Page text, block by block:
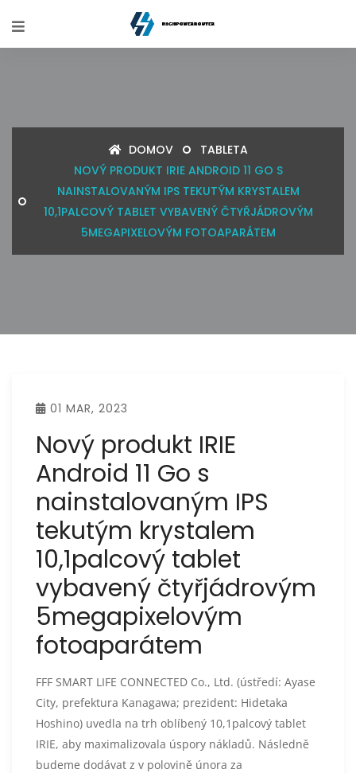
DOMOV
TABLETA
NOVÝ PRODUKT IRIE ANDROID 11 GO S
NAINSTALOVANÝM IPS TEKUTÝM KRYSTALEM
10,1PALCOVÝ TABLET VYBAVENÝ ČTYŘJÁDROVÝM
5MEGAPIXELOVÝM FOTOAPARÁTEM
01 MAR, 2023
Nový produkt IRIE
Android 11 Go s
nainstalovaným IPS
tekutým krystalem
10,1palcový tablet
vybavený čtyřjádrovým
5megapixelovým
fotoaparátem
FFF SMART LIFE CONNECTED Co., Ltd. (ústředí: Ayase
City, prefektura Kanagawa; prezident: Hidetaka
Hoshino) uvedla na trh oblíbený 10,1palcový tablet
IRIE, aby maximalizovala úspory nákladů. Následně
budeme dodávat z v polovině února za